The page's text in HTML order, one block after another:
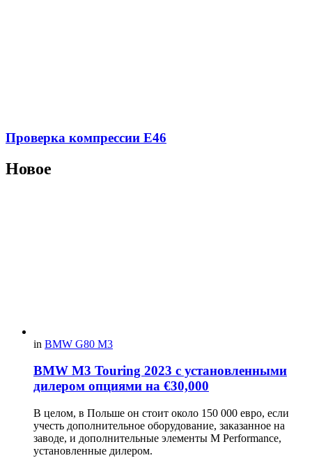
Проверка компрессии E46
Новое
in BMW G80 M3
BMW M3 Touring 2023 с установленными
дилером опциями на €30,000
В целом, в Польше он стоит около 150 000 евро, если
учесть дополнительное оборудование, заказанное на
заводе, и дополнительные элементы M Performance,
установленные дилером.